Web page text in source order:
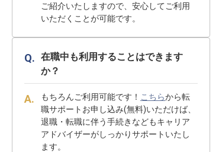
ご紹介いたしますので、安心してご利用
いただくことが可能です。
在職中も利用することはできます
か？
もちろんご利用可能です！ こちらから転
職サポートお申し込み(無料)いただけば、
退職・転職に伴う手続きなどもキャリア
アドバイザーがしっかりサポートいたし
ます。